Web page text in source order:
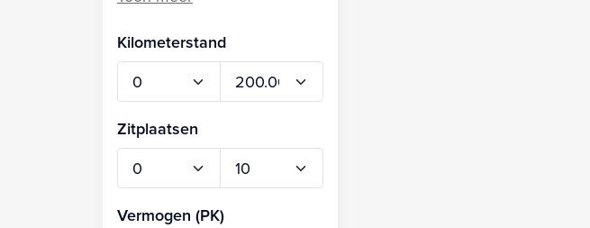
Kilometerstand
Zitplaatsen
Vermogen (PK)